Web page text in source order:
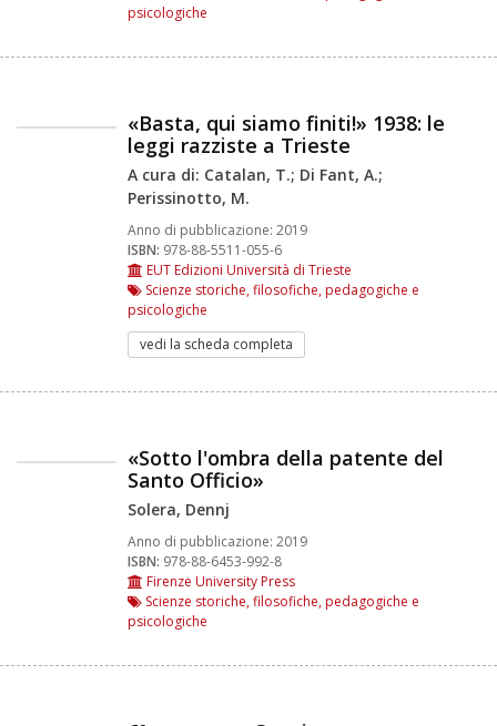
psicologiche
«Basta, qui siamo finiti!» 1938: le
leggi razziste a Trieste
A cura di: Catalan, T.; Di Fant, A.;
Perissinotto, M.
Anno di pubblicazione: 2019
ISBN: 978-88-5511-055-6
EUT Edizioni Università di Trieste
Scienze storiche, filosofiche, pedagogiche e
psicologiche
vedi la scheda completa
«Sotto l'ombra della patente del
Santo Officio»
Solera, Dennj
Anno di pubblicazione: 2019
ISBN: 978-88-6453-992-8
Firenze University Press
Scienze storiche, filosofiche, pedagogiche e
psicologiche